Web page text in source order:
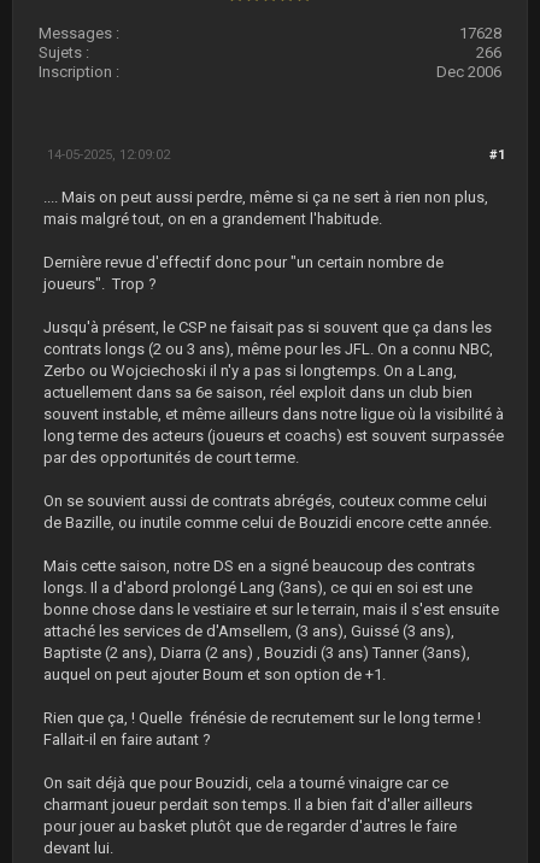
Messages :
17628
Sujets :
266
Inscription :
Dec 2006
#1
14-05-2025, 12:09:02
.... Mais on peut aussi perdre, même si ça ne sert à rien non plus,
mais malgré tout, on en a grandement l'habitude.
Dernière revue d'effectif donc pour "un certain nombre de
joueurs". Trop ?
Jusqu'à présent, le CSP ne faisait pas si souvent que ça dans les
contrats longs (2 ou 3 ans), même pour les JFL. On a connu NBC,
Zerbo ou Wojciechoski il n'y a pas si longtemps. On a Lang,
actuellement dans sa 6e saison, réel exploit dans un club bien
souvent instable, et même ailleurs dans notre ligue où la visibilité à
long terme des acteurs (joueurs et coachs) est souvent surpassée
par des opportunités de court terme.
On se souvient aussi de contrats abrégés, couteux comme celui
de Bazille, ou inutile comme celui de Bouzidi encore cette année.
Mais cette saison, notre DS en a signé beaucoup des contrats
longs. Il a d'abord prolongé Lang (3ans), ce qui en soi est une
bonne chose dans le vestiaire et sur le terrain, mais il s'est ensuite
attaché les services de d'Amsellem, (3 ans), Guissé (3 ans),
Baptiste (2 ans), Diarra (2 ans) , Bouzidi (3 ans) Tanner (3ans),
auquel on peut ajouter Boum et son option de +1.
Rien que ça, ! Quelle frénésie de recrutement sur le long terme !
Fallait-il en faire autant ?
On sait déjà que pour Bouzidi, cela a tourné vinaigre car ce
charmant joueur perdait son temps. Il a bien fait d'aller ailleurs
pour jouer au basket plutôt que de regarder d'autres le faire
devant lui.